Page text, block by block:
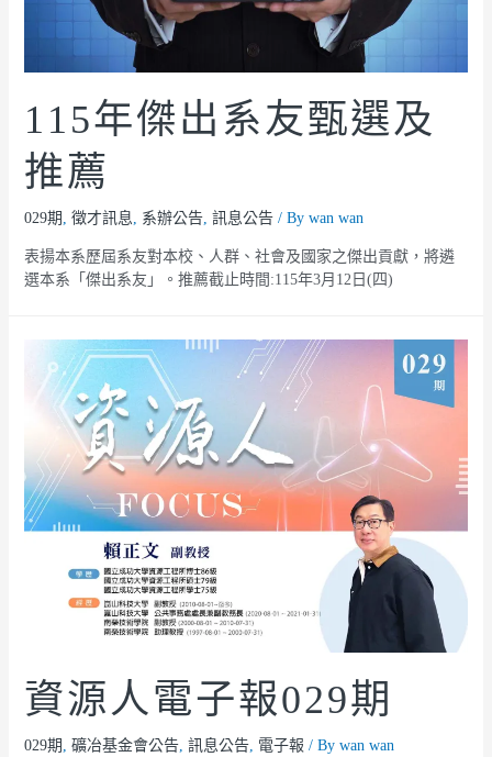
115年傑出系友甄選及
推薦
029期 , 徵才訊息, 系辦公告, 訊息公告/ By wan wan
表揚本系歷屆系友對本校、人群、社會及國家之傑出貢獻，將遴
選本系「傑出系友」。推薦截止時間:115年3月12日(四)
資源人電子報029期
029期 , 礦冶基金會公告, 訊息公告, 電子報/ By wan wan